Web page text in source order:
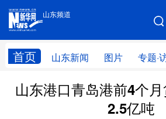
山东频道
首页 山东新闻 图片 专题·
手机版
网站地图
学习进行时 高层 时
财经 网评
山东港口青岛港前4个
2.5亿吨